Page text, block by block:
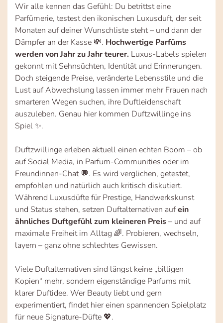
Wir alle kennen das Gefühl: Du betrittst eine
Parfümerie, testest den ikonischen Luxusduft, der seit
Monaten auf deiner Wunschliste steht – und dann der
Dämpfer an der Kasse 💸. Hochwertige Parfüms
werden von Jahr zu Jahr teurer. Luxus-Labels spielen
gekonnt mit Sehnsüchten, Identität und Erinnerungen.
Doch steigende Preise, veränderte Lebensstile und die
Lust auf Abwechslung lassen immer mehr Frauen nach
smarteren Wegen suchen, ihre Duftleidenschaft
auszuleben. Genau hier kommen Duftzwillinge ins
Spiel ✨.
Duftzwillinge erleben aktuell einen echten Boom – ob
auf Social Media, in Parfum-Communities oder im
Freundinnen-Chat 💬. Es wird verglichen, getestet,
empfohlen und natürlich auch kritisch diskutiert.
Während Luxusdüfte für Prestige, Handwerkskunst
und Status stehen, setzen Duftalternativen aufein
ähnliches Duftgefühl zum kleineren Preis– und auf
maximale Freiheit im Alltag 🌈. Probieren, wechseln,
layern – ganz ohne schlechtes Gewissen.
Viele Duftalternativen sind längst keine „billigen
Kopien“ mehr, sondern eigenständige Parfums mit
klarer Duftidee. Wer Beauty liebt und gern
experimentiert, findet hier einen spannenden Spielplatz
für neue Signature-Düfte 💖.